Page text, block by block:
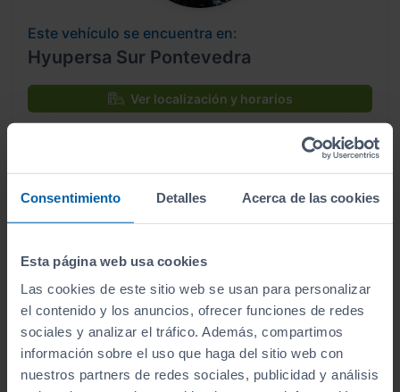
Consentimiento Detalles Acerca de las cookies
Esta página web usa cookies
Las cookies de este sitio web se usan para personalizar
el contenido y los anuncios, ofrecer funciones de redes
sociales y analizar el tráfico. Además, compartimos
información sobre el uso que haga del sitio web con
nuestros partners de redes sociales, publicidad y análisis
Este vehículo se encuentra en:
Hyupersa Sur Pontevedra
Ver localización y horarios
Ver vehículos del concesionario
¿Estás lejos o no puedes desplazarte?
instalaciones (Ver instalaciones
Te lo entregamos en tu casa, en cualquier
punto de la península. Consulta a nuestros
comerciales.